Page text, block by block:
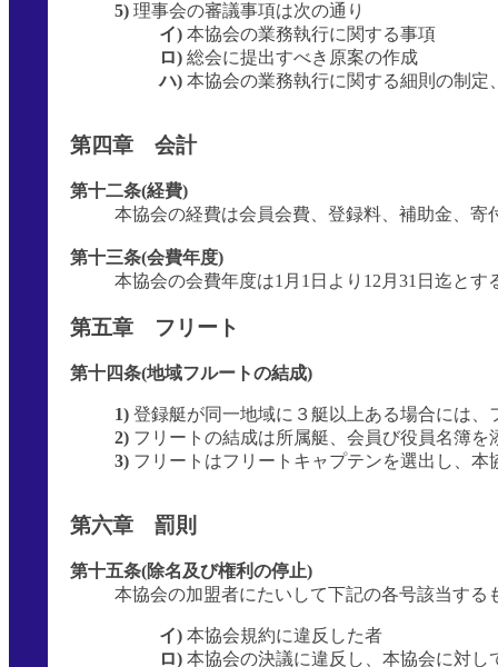
5) 理事会の審議事項は次の通り
イ) 本協会の業務執行に関する事項
ロ) 総会に提出すべき原案の作成
ハ) 本協会の業務執行に関する細則の制定
第四章 会計
第十二条(経費)
本協会の経費は会員会費、登録料、補助金、
第十三条(会費年度)
本協会の会費年度は1月1日より12月31日迄とす
第五章 フリート
第十四条(地域フルートの結成)
1) 登録艇が同一地域に３艇以上ある場合には
2) フリートの結成は所属艇、会員び役員名簿
3) フリートはフリートキャプテンを選出し、
第六章 罰則
第十五条(除名及び権利の停止)
本協会の加盟者にたいして下記の各号該当す
イ) 本協会規約に違反した者
ロ) 本協会の決議に違反し、本協会に対し